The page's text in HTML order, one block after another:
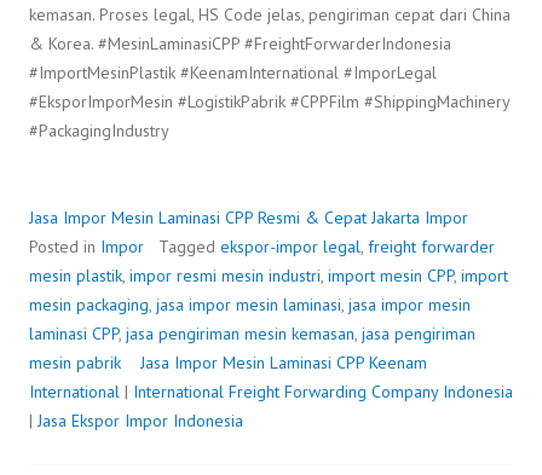
kemasan. Proses legal, HS Code jelas, pengiriman cepat dari China
& Korea. #MesinLaminasiCPP #FreightForwarderIndonesia
#ImportMesinPlastik #KeenamInternational #ImporLegal
#EksporImporMesin #LogistikPabrik #CPPFilm #ShippingMachinery
#PackagingIndustry
Jasa Impor Mesin Laminasi CPP Resmi & Cepat Jakarta Impor
Posted in Impor Tagged ekspor-impor legal, freight forwarder
mesin plastik, impor resmi mesin industri, import mesin CPP, import
mesin packaging, jasa impor mesin laminasi, jasa impor mesin
laminasi CPP, jasa pengiriman mesin kemasan, jasa pengiriman
mesin pabrik
Jasa Impor Mesin Laminasi CPP P
o
b
y
Keenam
International | International Freight Forwarding Company Indonesia
|Jasa Ekspor Impor Indonesia